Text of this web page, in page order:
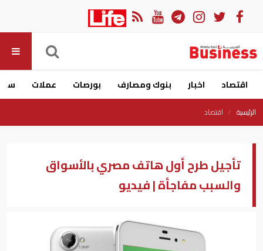
اقتصاد اخبار بنوك ومصارف بورصات عملات
الرئيسية اقتصاد
تأجيل طرح أول هاتف مصري بالأسواق
والسبب مفاجأة | فيديو